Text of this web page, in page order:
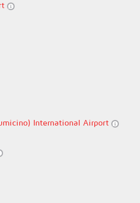
International Airport